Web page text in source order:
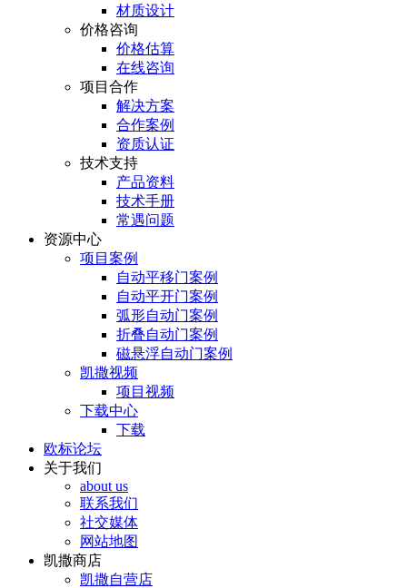
材质设计
价格咨询
价格估算
在线咨询
项目合作
解决方案
合作案例
资质认证
技术支持
产品资料
技术手册
常遇问题
资源中心
项目案例
自动平移门案例
自动平开门案例
弧形自动门案例
折叠自动门案例
磁悬浮自动门案例
凯撒视频
项目视频
下载中心
下载
欧标论坛
关于我们
about us
联系我们
社交媒体
网站地图
凯撒商店
凯撒自营店